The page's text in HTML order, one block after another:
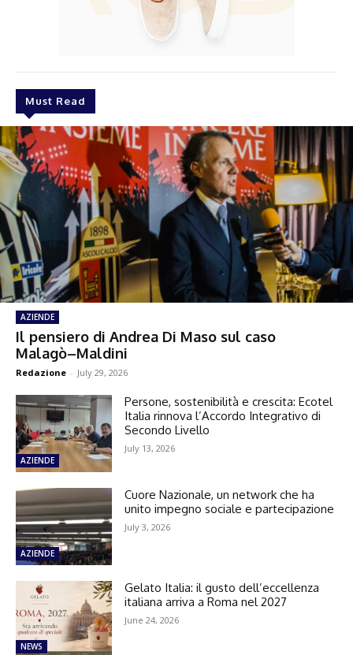
Must Read
AZIENDE
Il pensiero di Andrea Di Maso sul caso
Malagò–Maldini
Redazione - July 29, 2026
AZIENDE
Persone, sostenibilità e crescita: Ecotel
Italia rinnova l’Accordo Integrativo di
Secondo Livello
July 13, 2026
AZIENDE
Cuore Nazionale, un network che ha
unito impegno sociale e partecipazione
July 3, 2026
NEWS
Gelato Italia: il gusto dell’eccellenza
italiana arriva a Roma nel 2027
June 24, 2026